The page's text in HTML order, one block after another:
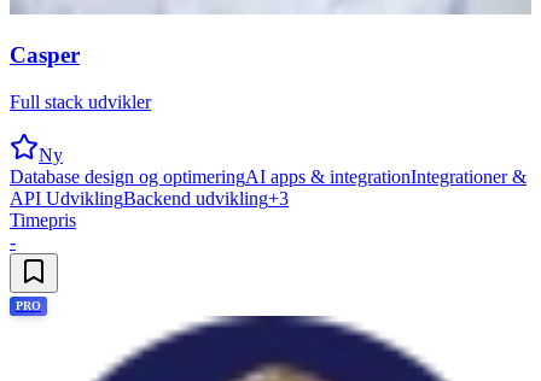
Casper
Full stack udvikler
Ny
Database design og optimeringAI apps & integrationIntegrationer &
API UdviklingBackend udvikling+3
Timepris
-
PRO